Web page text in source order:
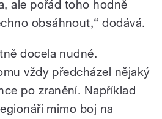
ale pořád toho hodně
obsáhnout,“ dodává.
docela nudné.
vždy předcházel nějaký
po zranění. Například
mimo boj na